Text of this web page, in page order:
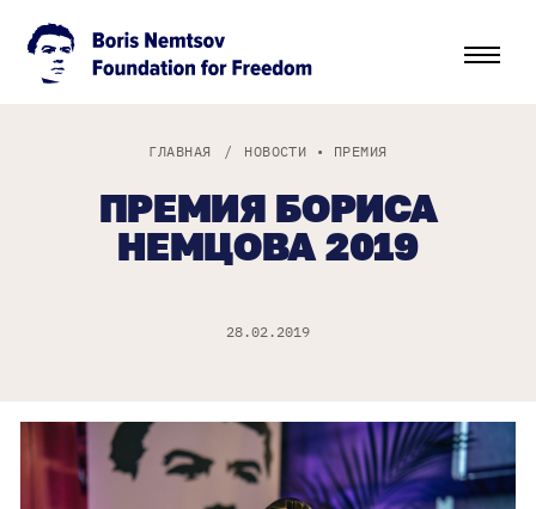
ГЛАВНАЯ / НОВОСТИ • ПРЕМИЯ
ПРЕМИЯ БОРИСА
НЕМЦОВА 2019
28.02.2019